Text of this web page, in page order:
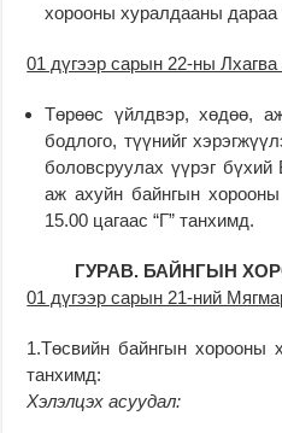
хорооны хуралдааны дараа
01 дүгээр сарын 22-ны Лхагва
Төрөөс үйлдвэр, хөдөө,
бодлого, түүнийг
боловсруулах үүрэг
аж ахуйн байнгын
15.00 цагаас “Г” танхимд.
ГУРАВ. БАЙНГЫН
01 дүгээр сарын 21-ний
1.Төсвийн байнгын хорооны
танхимд:
Хэлэлцэх асуудал: